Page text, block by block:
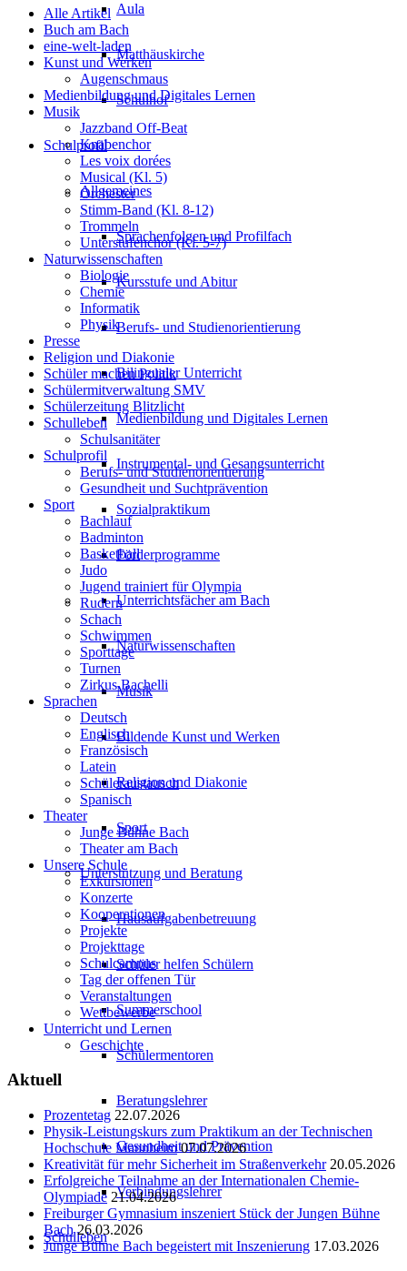
Aula
Matthäuskirche
Schulhof
Schulprofil
Allgemeines
Sprachenfolgen und Profilfach
Kursstufe und Abitur
Berufs- und Studienorientierung
Bilingualer Unterricht
Medienbildung und Digitales Lernen
Instrumental- und Gesangsunterricht
Sozialpraktikum
Förderprogramme
Unterrichtsfächer am Bach
Naturwissenschaften
Musik
Bildende Kunst und Werken
Religion und Diakonie
Sport
Unterstützung und Beratung
Hausaufgabenbetreuung
Schüler helfen Schülern
Summerschool
Schülermentoren
Beratungslehrer
Gesundheit und Prävention
Verbindungslehrer
Schulleben
Alle Artikel
Buch am Bach
eine-welt-laden
Kunst und Werken
Augenschmaus
Medienbildung und Digitales Lernen
Musik
Jazzband Off-Beat
Knabenchor
Les voix dorées
Musical (Kl. 5)
Orchester
Stimm-Band (Kl. 8-12)
Trommeln
Unterstufenchor (Kl. 5-7)
Naturwissenschaften
Biologie
Chemie
Informatik
Physik
Presse
Religion und Diakonie
Schüler machen Politik
Schülermitverwaltung SMV
Schülerzeitung Blitzlicht
Schulleben
Schulsanitäter
Schulprofil
Berufs- und Studienorientierung
Gesundheit und Suchtprävention
Sport
Bachlauf
Badminton
Basketball
Judo
Jugend trainiert für Olympia
Rudern
Schach
Schwimmen
Sporttage
Turnen
Zirkus Bachelli
Sprachen
Deutsch
Englisch
Französisch
Latein
Schüleraustausch
Spanisch
Theater
Junge Bühne Bach
Theater am Bach
Unsere Schule
Exkursionen
Konzerte
Kooperationen
Projekte
Projekttage
Schulcampus
Tag der offenen Tür
Veranstaltungen
Wettbewerbe
Unterricht und Lernen
Geschichte
Aktuell
Prozentetag 22.07.2026
Physik-Leistungskurs zum Praktikum an der Technischen
Hochschule Mannheim 07.07.2026
Kreativität für mehr Sicherheit im Straßenverkehr 20.05.2026
Erfolgreiche Teilnahme an der Internationalen Chemie-
Olympiade 21.04.2026
Freiburger Gymnasium inszeniert Stück der Jungen Bühne
Bach 26.03.2026
Junge Bühne Bach begeistert mit Inszenierung 17.03.2026